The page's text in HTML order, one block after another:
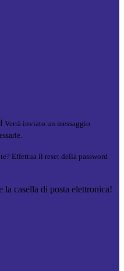
Verrà inviato un messaggio
Effettua il reset della password
casella di posta elettronica!